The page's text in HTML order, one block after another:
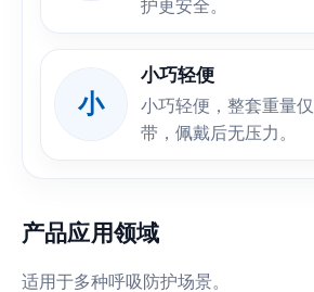
护更安全。
小
小巧轻便
小巧轻便，整套重量
带，佩戴后无压力。
产品应用领域
适用于多种呼吸防护场景。